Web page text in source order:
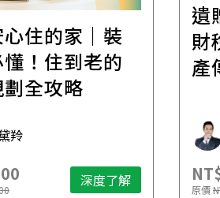
住的家｜裝
！住到老的
全攻略
羚
深度了解
遺
財
產
原價